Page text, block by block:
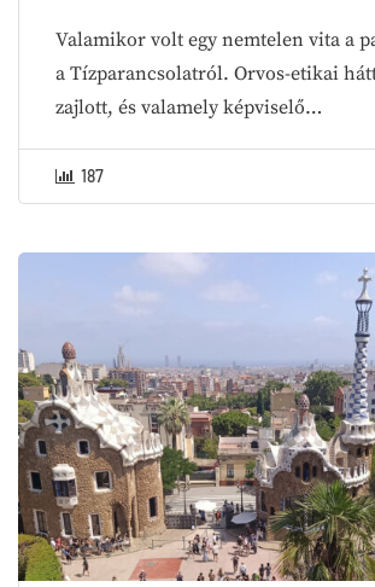
Valamikor volt egy nemtelen vita a
a Tízparancsolatról. Orvos-etikai
zajlott, és valamely képviselő…
187